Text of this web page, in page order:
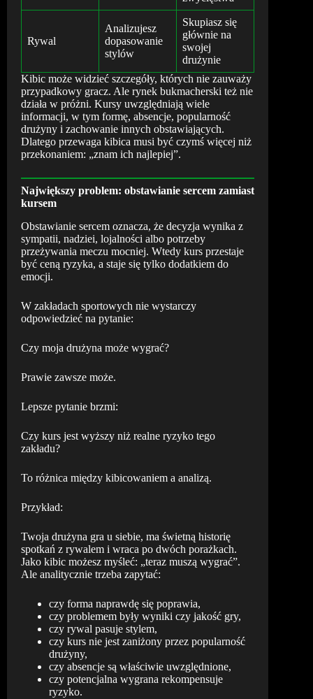
Rywal
Analizujesz
dopasowanie
stylów
Skupiasz się
głównie na
swojej
drużynie
Kibic może widzieć szczegóły, których nie zauważy
przypadkowy gracz. Ale rynek bukmacherski też nie
działa w próżni. Kursy uwzględniają wiele
informacji, w tym formę, absencje, popularność
drużyny i zachowanie innych obstawiających.
Dlatego przewaga kibica musi być czymś więcej niż
przekonaniem: „znam ich najlepiej”.
Największy problem: obstawianie sercem zamiast
kursem
Obstawianie sercem oznacza, że decyzja wynika z
sympatii, nadziei, lojalności albo potrzeby
przeżywania meczu mocniej. Wtedy kurs przestaje
być ceną ryzyka, a staje się tylko dodatkiem do
emocji.
W zakładach sportowych nie wystarczy
odpowiedzieć na pytanie:
Czy moja drużyna może wygrać?
Prawie zawsze może.
Lepsze pytanie brzmi:
Czy kurs jest wyższy niż realne ryzyko tego
zakładu?
To różnica między kibicowaniem a analizą.
Przykład:
Twoja drużyna gra u siebie, ma świetną historię
spotkań z rywalem i wraca po dwóch porażkach.
Jako kibic możesz myśleć: „teraz muszą wygrać”.
Ale analitycznie trzeba zapytać:
czy forma naprawdę się poprawia,
czy problemem były wyniki czy jakość gry,
czy rywal pasuje stylem,
czy kurs nie jest zaniżony przez popularność
drużyny,
czy absencje są właściwie uwzględnione,
czy potencjalna wygrana rekompensuje
ryzyko.